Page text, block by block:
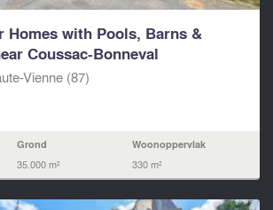
Homes with Pools, Barns &
Coussac-Bonneval
Vienne (87)
Grond
35.000 m²
Woonoppervlak
330 m²